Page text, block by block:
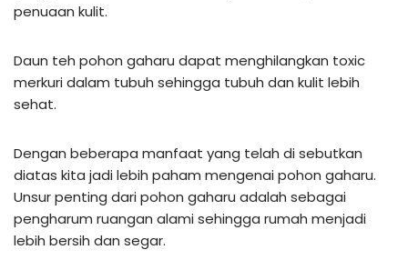
penuaan kulit.
Daun teh pohon gaharu dapat menghilangkan toxic
merkuri dalam tubuh sehingga tubuh dan kulit lebih
sehat.
Dengan beberapa manfaat yang telah di sebutkan
diatas kita jadi lebih paham mengenai pohon gaharu.
Unsur penting dari pohon gaharu adalah sebagai
pengharum ruangan alami sehingga rumah menjadi
lebih bersih dan segar.